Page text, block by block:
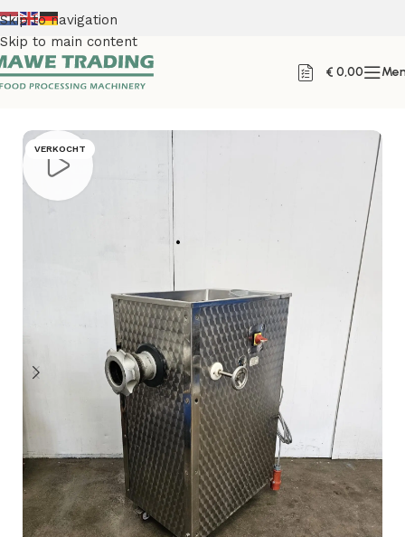
Skip to navigation
Skip to main content
€ 0,00
Home
VERKOCHT